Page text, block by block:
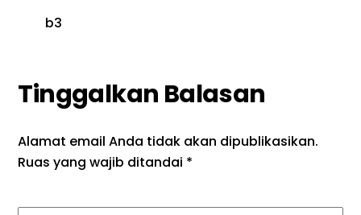
b3
Tinggalkan Balasan
Alamat email Anda tidak akan dipublikasikan.
Ruas yang wajib ditandai *